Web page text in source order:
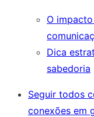
O
Dica
sabedoria
Seguir todos
conexões em